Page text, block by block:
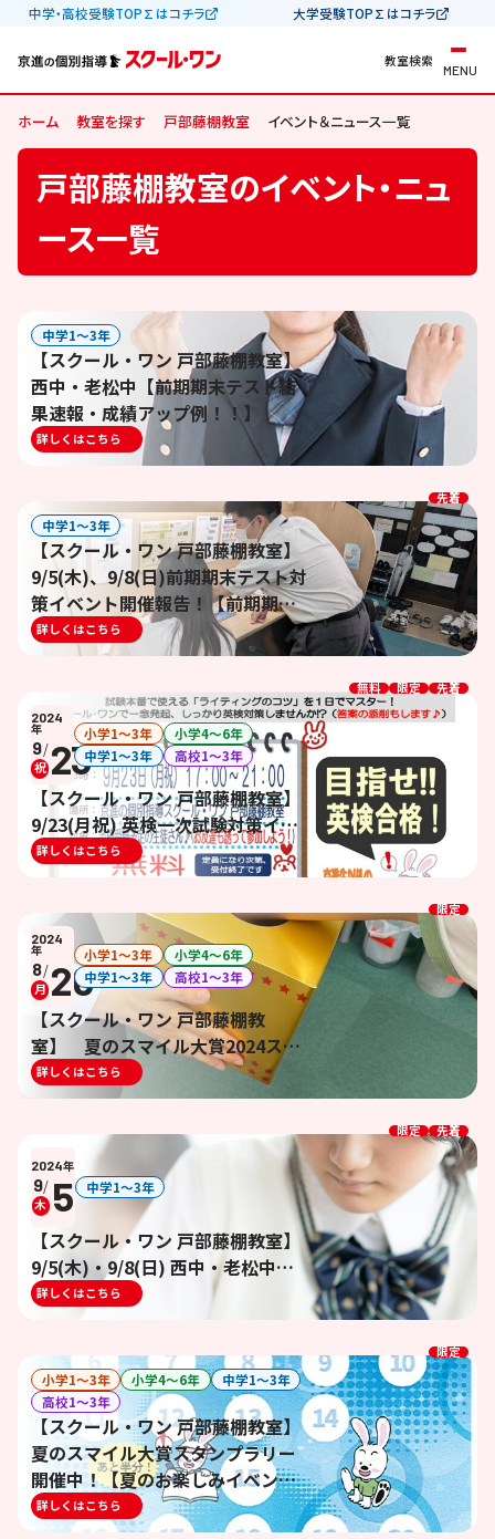
中学・高校受験TOP∑はコチラ 大学受験TOP∑はコチラ
教室検索
MENU
ホーム 教室を探す 戸部藤棚教室 イベント＆ニュース一覧
戸部藤棚教室のイベント・ニュ
ース一覧
中学1〜3年
【スクール・ワン 戸部藤棚教室】
西中・老松中【前期期末テスト結
果速報・成績アップ例！！】
詳しくはこちら
中学1〜3年
【スクール・ワン 戸部藤棚教室】
9/5(木)、9/8(日)前期期末テスト対
策イベント開催報告！【前期期末
テスト対策イベント】
詳しくはこちら
先着
2024
年
9/ 23
祝
小学1〜3年
小学4〜6年
中学1〜3年
高校1〜3年
【スクール・ワン 戸部藤棚教室】
9/23(月祝) 英検一次試験対策イベ
ント開催決定！！【英検３級～２
級ライティング対策】
詳しくはこちら
無料 限定 先着
2024
年
8/ 26
月
小学1〜3年
小学4〜6年
中学1〜3年
高校1〜3年
【スクール・ワン 戸部藤棚教
室】 夏のスマイル大賞2024スタ
ンプラリー大抽選会開催報告！！
【夏のお楽しみイベント】
詳しくはこちら
限定
2024年
9/ 5
木
中学1〜3年
【スクール・ワン 戸部藤棚教室】
9/5(木)・9/8(日) 西中・老松中・
岡野中・岩井原中 前期期末テスト
対策イベント開催決定！！【前期
詳しくはこちら
限定 先着
小学1〜3年 小学4〜6年
中学1〜3年
高校1〜3年
【スクール・ワン 戸部藤棚教室】
夏のスマイル大賞スタンプラリー
開催中！【夏のお楽しみイベン
ト】
詳しくはこちら
限定